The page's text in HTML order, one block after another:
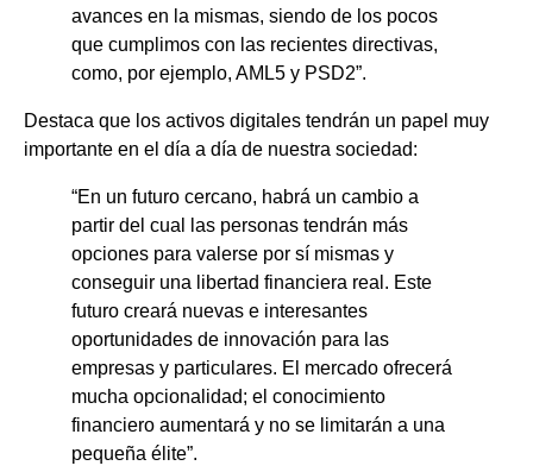
avances en la mismas, siendo de los pocos
que cumplimos con las recientes directivas,
como, por ejemplo, AML5 y PSD2”.
Destaca que los activos digitales tendrán un papel muy
importante en el día a día de nuestra sociedad:
“En un futuro cercano, habrá un cambio a
partir del cual las personas tendrán más
opciones para valerse por sí mismas y
conseguir una libertad financiera real. Este
futuro creará nuevas e interesantes
oportunidades de innovación para las
empresas y particulares. El mercado ofrecerá
mucha opcionalidad; el conocimiento
financiero aumentará y no se limitarán a una
pequeña élite”.